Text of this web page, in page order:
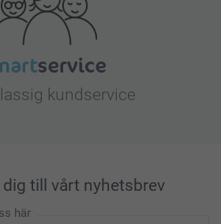
kundservice
dig till vårt nyhetsbrev
här